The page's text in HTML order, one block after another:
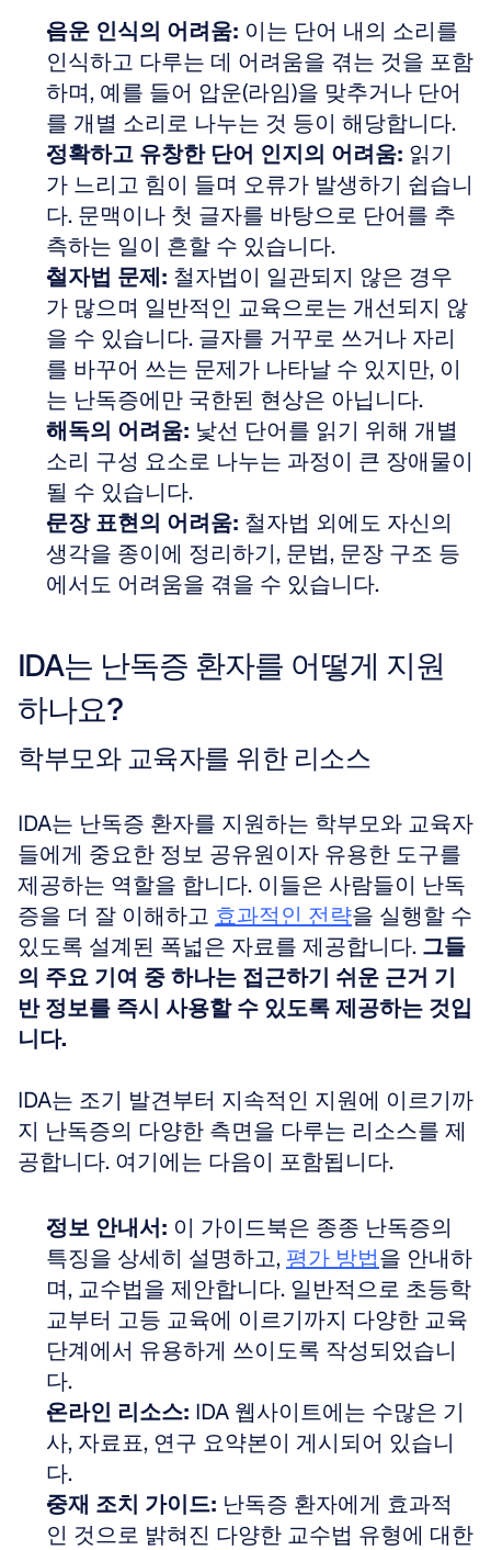
음운 인식의 어려움: 이는 단어 내의 소리를
인식하고 다루는 데 어려움을 겪는 것을 포함
하며, 예를 들어 압운(라임)을 맞추거나 단어
를 개별 소리로 나누는 것 등이 해당합니다.
정확하고 유창한 단어 인지의 어려움: 읽기
가 느리고 힘이 들며 오류가 발생하기 쉽습니
다. 문맥이나 첫 글자를 바탕으로 단어를 추
측하는 일이 흔할 수 있습니다.
철자법 문제: 철자법이 일관되지 않은 경우
가 많으며 일반적인 교육으로는 개선되지 않
을 수 있습니다. 글자를 거꾸로 쓰거나 자리
를 바꾸어 쓰는 문제가 나타날 수 있지만, 이
는 난독증에만 국한된 현상은 아닙니다.
해독의 어려움: 낯선 단어를 읽기 위해 개별
소리 구성 요소로 나누는 과정이 큰 장애물이
될 수 있습니다.
문장 표현의 어려움: 철자법 외에도 자신의
생각을 종이에 정리하기, 문법, 문장 구조 등
에서도 어려움을 겪을 수 있습니다.
IDA는 난독증 환자를 어떻게 지원
하나요?
학부모와 교육자를 위한 리소스
IDA는 난독증 환자를 지원하는 학부모와 교육자
들에게 중요한 정보 공유원이자 유용한 도구를
제공하는 역할을 합니다. 이들은 사람들이 난독
증을 더 잘 이해하고 효과적인 전략을 실행할 수
있도록 설계된 폭넓은 자료를 제공합니다. 그들
의 주요 기여 중 하나는 접근하기 쉬운 근거 기
반 정보를 즉시 사용할 수 있도록 제공하는 것입
니다.
IDA는 조기 발견부터 지속적인 지원에 이르기까
지 난독증의 다양한 측면을 다루는 리소스를 제
공합니다. 여기에는 다음이 포함됩니다.
정보 안내서: 이 가이드북은 종종 난독증의
특징을 상세히 설명하고, 평가 방법을 안내하
며, 교수법을 제안합니다. 일반적으로 초등학
교부터 고등 교육에 이르기까지 다양한 교육
단계에서 유용하게 쓰이도록 작성되었습니
다.
온라인 리소스: IDA 웹사이트에는 수많은 기
사, 자료표, 연구 요약본이 게시되어 있습니
다.
중재 조치 가이드: 난독증 환자에게 효과적
인 것으로 밝혀진 다양한 교수법 유형에 대한